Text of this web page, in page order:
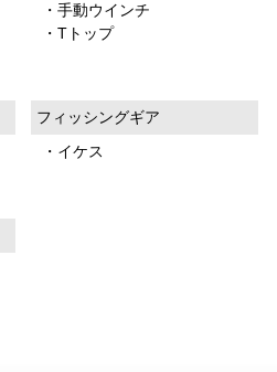
・手動ウインチ
・Tトップ
フィッシングギア
・イケス